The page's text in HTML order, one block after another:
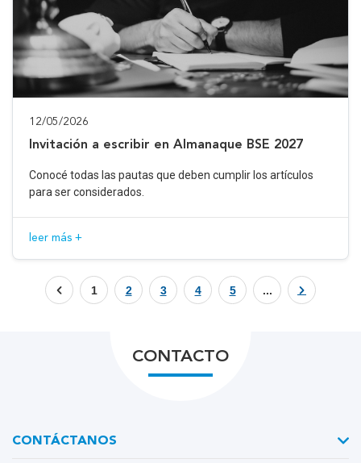
12/05/2026
Invitación a escribir en Almanaque BSE 2027
Conocé todas las pautas que deben cumplir los artículos
para ser considerados.
leer más +
1 2 3 4 5 ...
CONTACTO
CONTÁCTANOS